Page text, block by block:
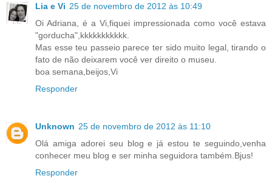
Lia e Vi 25 de novembro de 2012 às 10:49
Oi Adriana, é a Vi,fiquei impressionada como você estava
"gorducha",kkkkkkkkkkk.
Mas esse teu passeio parece ter sido muito legal, tirando o
fato de não deixarem você ver direito o museu.
boa semana,beijos,Vi
Responder
Unknown 25 de novembro de 2012 às 11:10
Olá amiga adorei seu blog e já estou te seguindo,venha
conhecer meu blog e ser minha seguidora também.Bjus!
Responder